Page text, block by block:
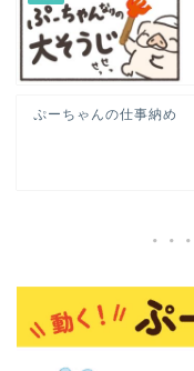
ぷーちゃんの仕事納め